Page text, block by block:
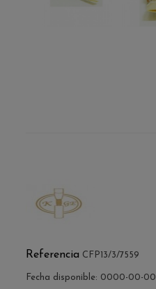
Referencia CFP13/3/7559
Fecha disponible: 0000-00-00